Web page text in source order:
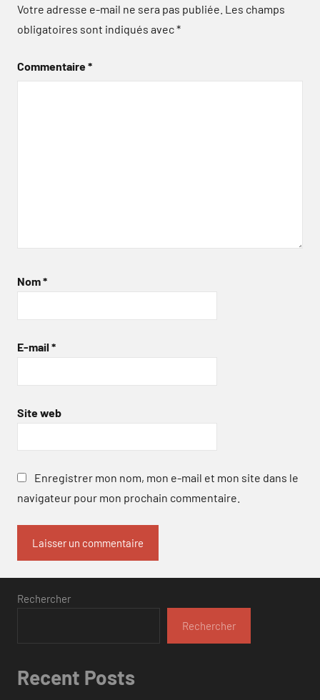
Votre adresse e-mail ne sera pas publiée. Les champs
obligatoires sont indiqués avec*
Commentaire*
Nom*
E-mail *
Site web
Enregistrer mon nom, mon e-mail et mon site dans le
navigateur pour mon prochain commentaire.
Rechercher
Rechercher
Recent Posts